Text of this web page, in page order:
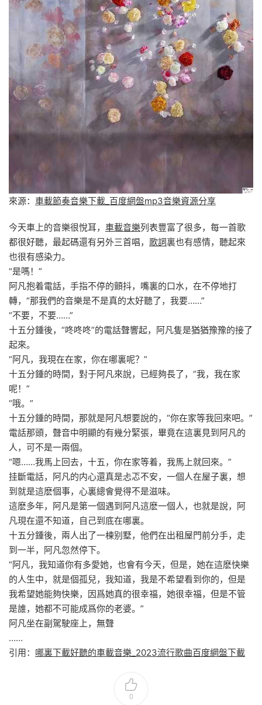
來源： 車載節奏音樂下載_百度網盤mp3音樂資源分享
今天車上的音樂很悅耳， 車載音樂列表豐富了很多，每一首歌
都很好聽，最起碼還有另外三首唱， 歌詞裏也有感情，聽起來
也很有感染力。
“是嗎！”
阿凡抱着電話，手指不停的顫抖，嘴裏的口水，在不停地打
轉，“那我們的音樂是不是真的太好聽了，我要……”
“不要，不要……”
十五分鍾後，“咚咚咚”的電話聲響起，阿凡隻是猶猶豫豫的接了
起來。
“阿凡，我現在在家，你在哪裏呢？”
十五分鍾的時間，對于阿凡來說，已經夠長了，“我，我在家
呢！”
“哦。”
十五分鍾的時間，那就是阿凡想要說的，“你在家等我回來吧。”
電話那頭，聲音中明顯的有幾分緊張，畢竟在這裏見到阿凡的
人，可不是一兩個。
“嗯……我馬上回去，十五，你在家等着，我馬上就回來。”
挂斷電話，阿凡的内心還真是忐忑不安，一個人在屋子裏，想
到就是這麽個事，心裏總會覺得不是滋味。
這麽多年，阿凡是第一個遇到阿凡這麽一個人，也就是說，阿
凡現在還不知道，自己到底在哪裏。
十五分鍾後，兩人出了一棟别墅，他們在出租屋門前分手，走
到一半，阿凡忽然停下。
“阿凡，我知道你有多愛她，也會有今天，但是，她在這麽快樂
的人生中，就是個孤兒，我知道，我是不希望看到你的，但是
我希望她能夠快樂，因爲她真的很幸福，她很幸福，但是不管
是誰，她都不可能成爲你的老婆。”
阿凡坐在副駕駛座上，無聲
……
引用： 哪裏下載好聽的車載音樂_2023流行歌曲百度網盤下載
0